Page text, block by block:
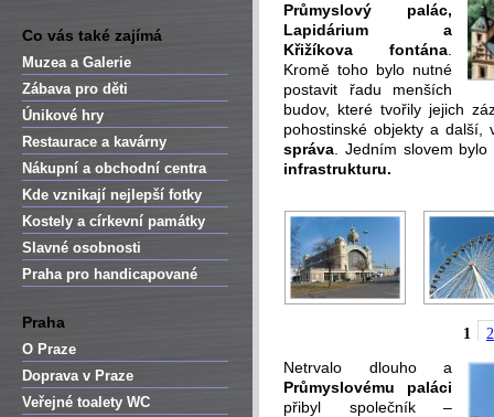
Co vás také zajímá
Muzea a Galerie
Zábava pro děti
Únikové hry
Restaurace a kavárny
Nákupní a obchodní centra
Kde vznikají nejlepší fotky
Kostely a církevní památky
Slavné osobnosti
Praha pro handicapované
Praha
O Praze
Doprava v Praze
Veřejné toalety WC
Průmyslový palác,
Lapidárium a
Křižíkova fontána
Kromě toho bylo nutné
postavit řadu menších
budov, které tvořily jejich
pohostinské objekty a
správa . Jedním slovem
infrastrukturu.
1
2
Netrvalo dlouho a
Průmyslovému paláci
přibyl společník –